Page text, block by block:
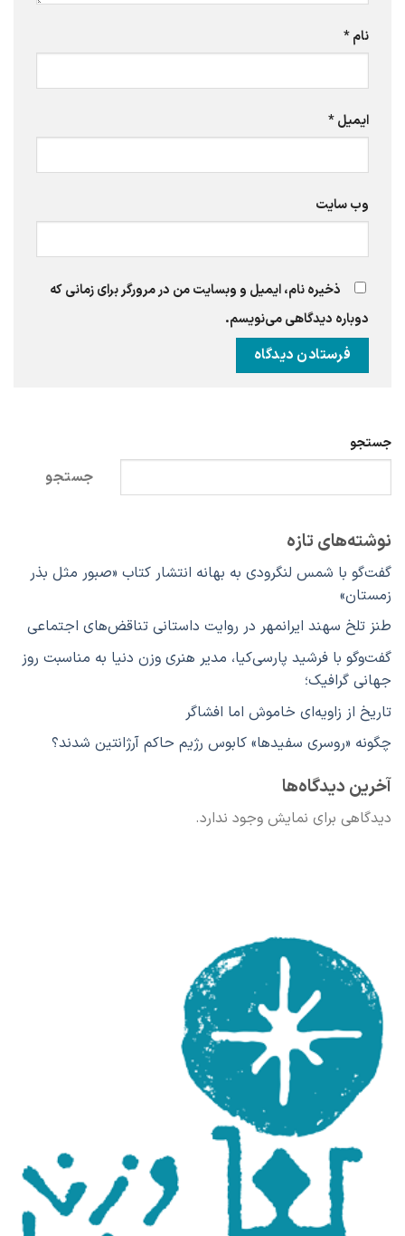
نام*
ایمیل*
وب‌ سایت
ذخیره نام، ایمیل و وبسایت من در مرورگر برای زمانی که
دوباره دیدگاهی می‌نویسم.
جستجو
جستجو
نوشته‌های تازه
گفت‌گو با شمس لنگرودی به بهانه انتشار کتاب «صبور مثل بذر
زمستان»
طنز تلخ سهند ایرانمهر در روایت داستانی تناقض‌های اجتماعی
گفت‌وگو با فرشید پارسی‌کیا، مدیر هنری وزن دنیا به مناسبت روز
جهانی گرافیک؛
تاریخ از زاویه‌ای خاموش اما افشاگر
چگونه «روسری سفیدها» کابوس رژیم حاکم آرژانتین شدند؟
آخرین دیدگاه‌ها
دیدگاهی برای نمایش وجود ندارد.